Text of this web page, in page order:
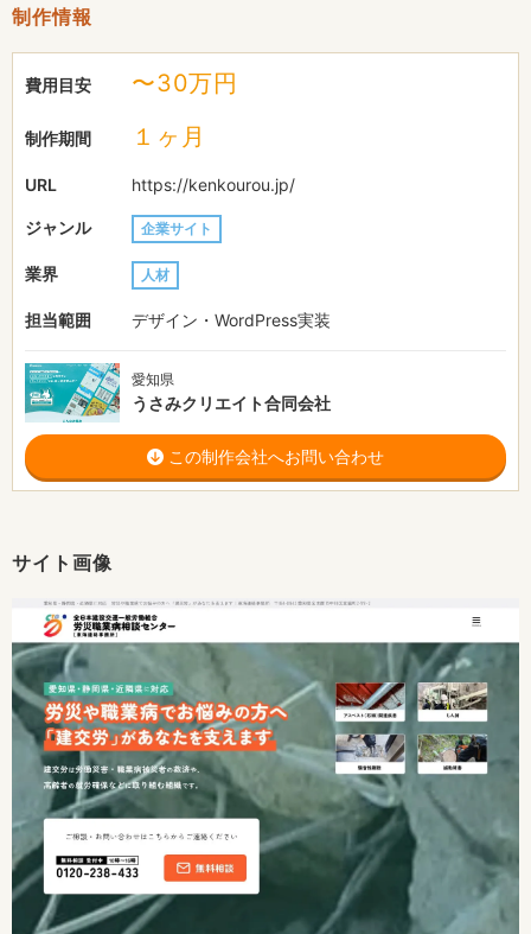
サイト画像
制作情報
費用目安 〜30万円
制作期間 １ヶ月
URL https://kenkourou.jp/
ジャンル 企業サイト
業界 人材
担当範囲 デザイン・WordPress実装
愛知県
うさみクリエイト合同会社
この制作会社へお問い合わせ